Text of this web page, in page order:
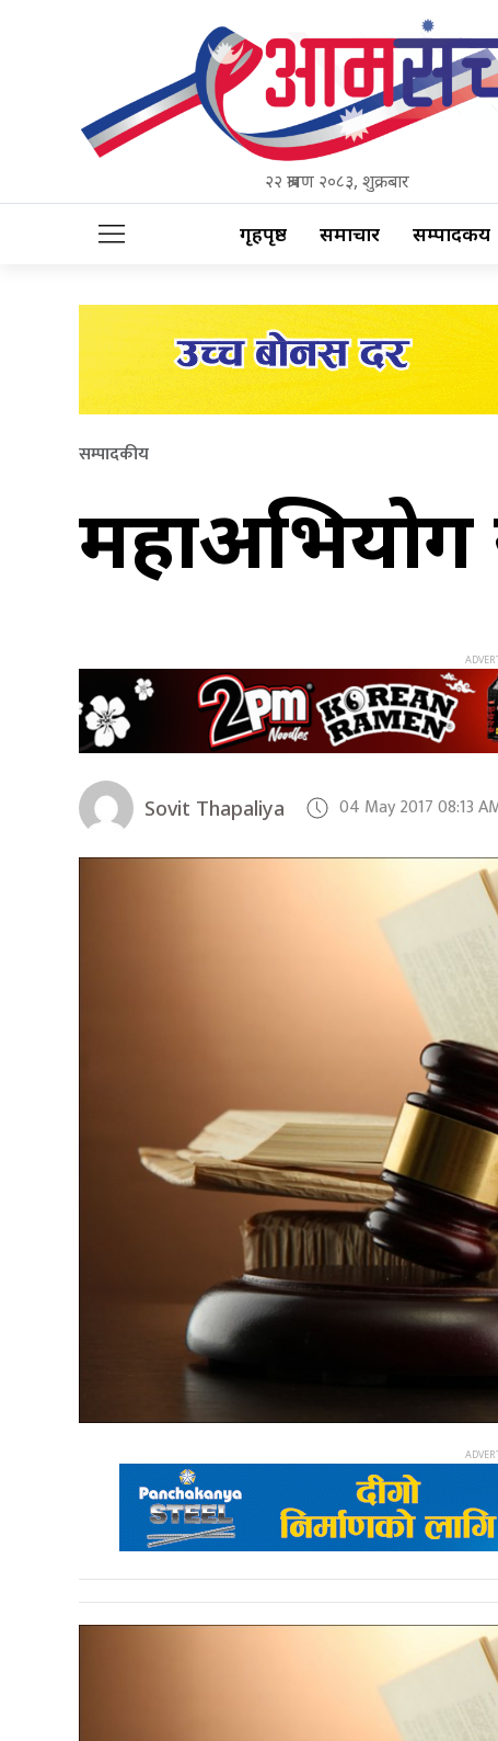
२२ श्रावण २०८३, शुक्रबार
गृहपृष्ठ समाचार सम्पादकीय
सम्पादकीय
महाअभियोग
Sovit Thapaliya 04 May 2017 08:13